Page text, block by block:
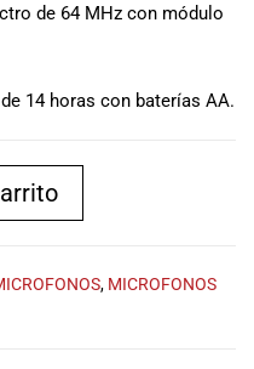
en
web y
de
con
de 64 MHz con módulo
14 horas con baterías AA.
, MICROFONOS